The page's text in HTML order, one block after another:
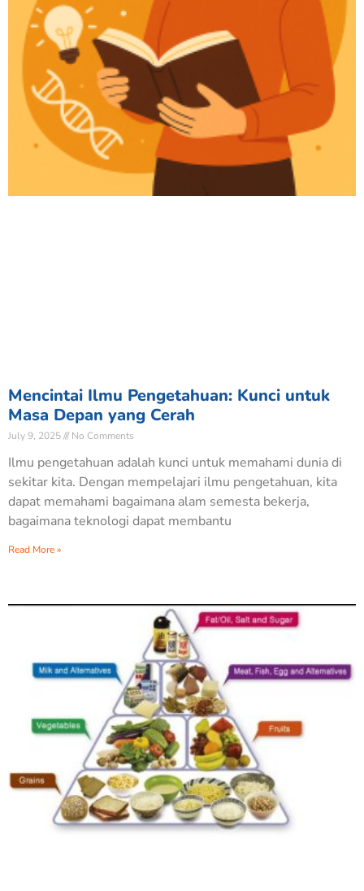
Mencintai Ilmu Pengetahuan: Kunci untuk
Masa Depan yang Cerah
July 9, 2025 No Comments
Ilmu pengetahuan adalah kunci untuk memahami dunia di
sekitar kita. Dengan mempelajari ilmu pengetahuan, kita
dapat memahami bagaimana alam semesta bekerja,
bagaimana teknologi dapat membantu
Read More »